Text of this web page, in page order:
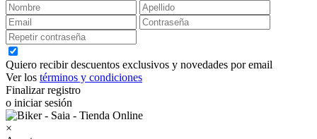
Quiero recibir descuentos exclusivos y novedades por email
Ver los términos y condiciones
Finalizar registro
o iniciar sesión
×